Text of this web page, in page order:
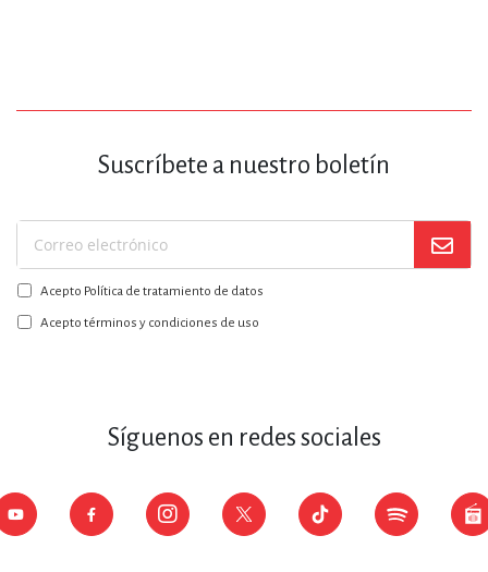
Suscríbete a nuestro boletín
Suscríbase
a
nuestro
boletín:
Acepto Política de tratamiento de datos
Acepto términos y condiciones de uso
Síguenos en redes sociales